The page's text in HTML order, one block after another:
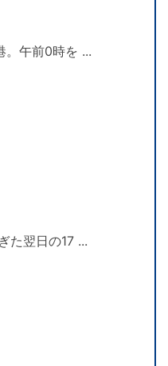
。午前0時を ...
た翌日の17 ...